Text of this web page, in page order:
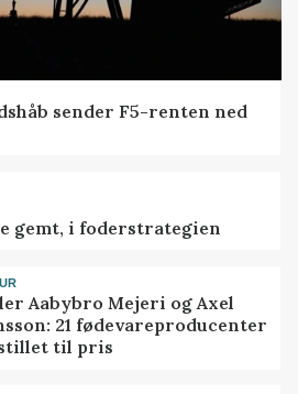
sender F5-renten ned
gemt, i foderstrategien
Aabybro Mejeri og Axel
21 fødevareproducenter
til pris